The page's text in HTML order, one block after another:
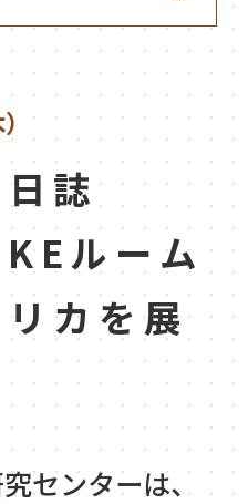
誌
ルーム
カを展
センターは、